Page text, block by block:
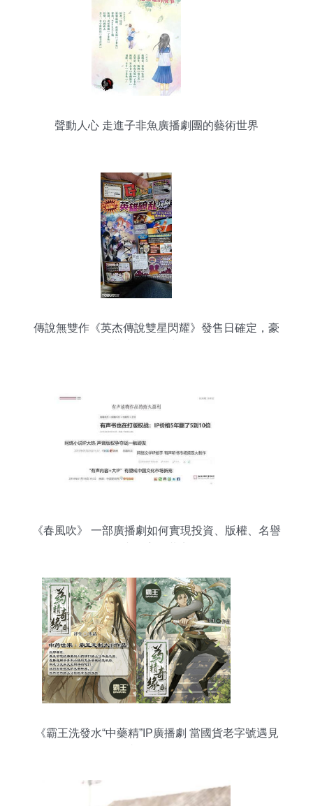
聲動人心 走進子非魚廣播劇團的藝術世界
傳說無雙作《英杰傳說雙星閃耀》發售日確定，豪
《春風吹》 一部廣播劇如何實現投資、版權、名譽
《霸王洗發水“中藥精”IP廣播劇 當國貨老字號遇見